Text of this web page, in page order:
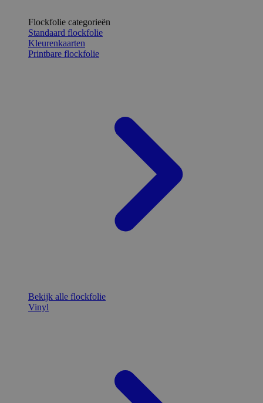
Flockfolie categorieën
Standaard flockfolie
Kleurenkaarten
Printbare flockfolie
Bekijk alle flockfolie
Vinyl